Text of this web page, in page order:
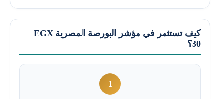
كيف تستثمر في مؤشر البورصة المصرية EGX
30؟
1